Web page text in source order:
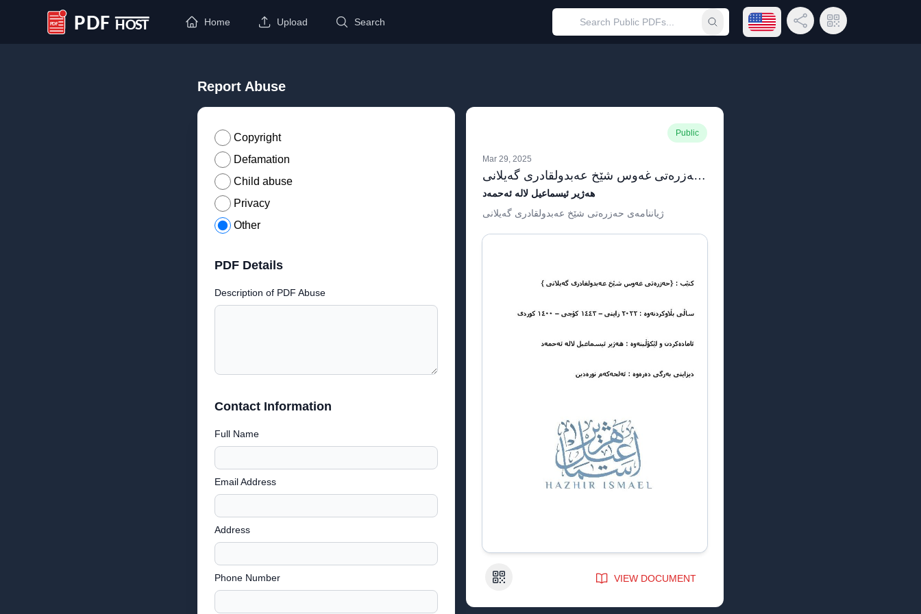
PDF Host
Home Upload Search Submit searchOpen language menu
Share LinkQR Code
Report Abuse
Copyright
Defamation
Child abuse
Privacy
Other
PDF Details
Description of PDF Abuse
Contact Information
Full Name
Email Address
Address
Phone Number
Public
Mar 29, 2025
کتێبی حەزرەتی غەوس شێخ عەبدولقادری گەیلانی
هەژیر ئیسماعیل لالە ئەحمەد
ژیاننامەی حەزرەتی شێخ عەبدولقادری گەیلانی
QR Code VIEW DOCUMENT